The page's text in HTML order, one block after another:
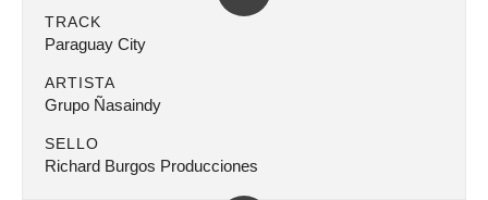
TRACK
Paraguay City
ARTISTA
Grupo Ñasaindy
SELLO
Richard Burgos Producciones